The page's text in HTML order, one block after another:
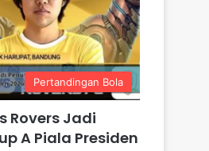
Pertandingan Bola
Rovers Jadi
A Piala Presiden